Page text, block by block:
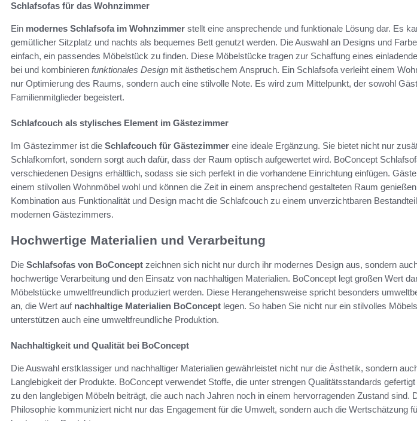
Schlafsofas für das Wohnzimmer
Ein modernes Schlafsofa im Wohnzimmer stellt eine ansprechende und funktionale Lösung dar. Es
gemütlicher Sitzplatz und nachts als bequemes Bett genutzt werden. Die Auswahl an Designs und
einfach, ein passendes Möbelstück zu finden. Diese Möbelstücke tragen zur Schaffung eines
bei und kombinieren funktionales Design mit ästhetischem Anspruch. Ein Schlafsofa verleiht einem
nur Optimierung des Raums, sondern auch eine stilvolle Note. Es wird zum Mittelpunkt, der sowohl
Familienmitglieder begeistert.
Schlafcouch als stylisches Element im Gästezimmer
Im Gästezimmer ist die Schlafcouch für Gästezimmer eine ideale Ergänzung. Sie bietet nicht nur
Schlafkomfort, sondern sorgt auch dafür, dass der Raum optisch aufgewertet wird. BoConcept
verschiedenen Designs erhältlich, sodass sie sich perfekt in die vorhandene Einrichtung einfügen.
einem stilvollen Wohnmöbel wohl und können die Zeit in einem ansprechend gestalteten Raum
Kombination aus Funktionalität und Design macht die Schlafcouch zu einem unverzichtbaren
modernen Gästezimmers.
Hochwertige Materialien und Verarbeitung
Die Schlafsofas von BoConcept zeichnen sich nicht nur durch ihr modernes Design aus, sondern
hochwertige Verarbeitung und den Einsatz von nachhaltigen Materialien. BoConcept legt großen Wert
Möbelstücke umweltfreundlich produziert werden. Diese Herangehensweise spricht besonders
an, die Wert auf nachhaltige Materialien BoConcept legen. So haben Sie nicht nur ein stilvolles
unterstützen auch eine umweltfreundliche Produktion.
Nachhaltigkeit und Qualität bei BoConcept
Die Auswahl erstklassiger und nachhaltiger Materialien gewährleistet nicht nur die Ästhetik, sondern
Langlebigkeit der Produkte. BoConcept verwendet Stoffe, die unter strengen Qualitätsstandards
zu den langlebigen Möbeln beiträgt, die auch nach Jahren noch in einem hervorragenden Zustand sind.
Philosophie kommuniziert nicht nur das Engagement für die Umwelt, sondern auch die Wertschätzung